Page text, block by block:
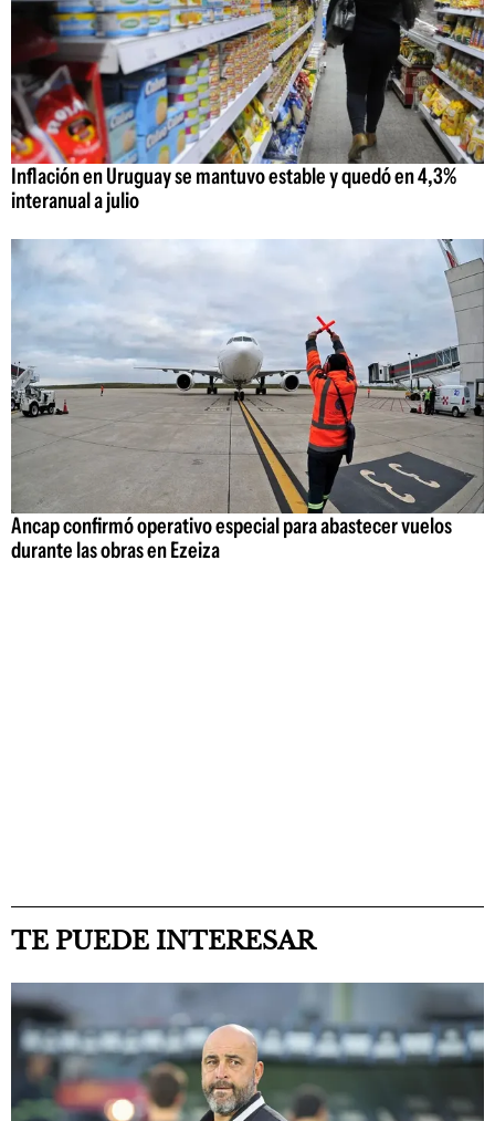
Inflación en Uruguay se mantuvo estable y quedó en 4,3%
interanual a julio
Ancap confirmó operativo especial para abastecer vuelos
durante las obras en Ezeiza
TE PUEDE INTERESAR